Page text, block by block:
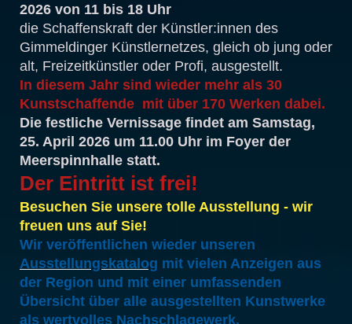
2026 von 11 bis 18 Uhr
die Schaffenskraft der Künstler:innen des
Gimmeldinger Künstlernetzes, gleich ob jung oder
alt, Freizeitkünstler oder Profi, ausgestellt.
In diesem Jahr sind wieder mehr als 30
Kunstschaffende mit über 170 Werken dabei.
Die festliche Vernissage findet am Samstag,
25. April 2026 um 11.00 Uhr im Foyer der
Meerspinnhalle statt.
Der Eintritt ist frei!
Besuchen Sie unsere tolle Ausstellung - wir
freuen uns auf Sie!
Wir veröffentlichen wieder unseren
Ausstellungskatalog mit vielen Anzeigen aus
der Region und mit einer umfassenden
Übersicht über alle ausgestellten Kunstwerke
als wertvolles Nachschlagewerk.